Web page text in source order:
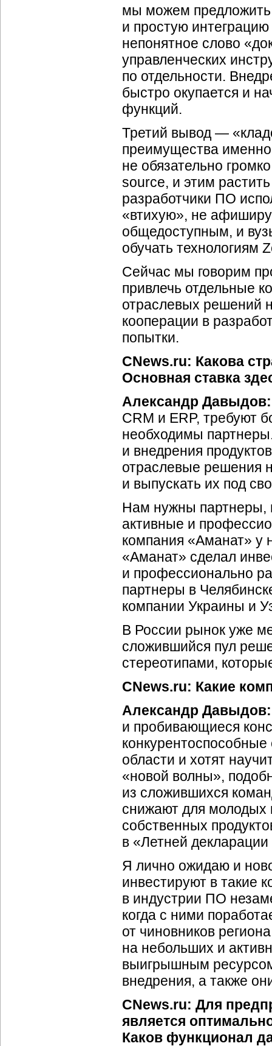
мы можем предложить
и простую
непонятное слово
управленческих
по отдельности.
быстро окупается и
функций.
Третий вывод —
преимущества
не обязательно
source, и этим
разработчики ПО
«втихую», не
общедоступным, и
обучать технологиям
Сейчас мы говорим
привлечь отдельные
отраслевых решений
кооперации в
попытки.
CNews.ru: Какова
Основная ставка
Александр Давыдов:
CRM и ERP, требуют
необходимы
и внедрения
отраслевые решения
и выпускать их под
Нам нужны партнеры,
активные и
компания «Аманат» у
«Аманат» сделал
и профессионально
партнеры в
компании Украины и
В России рынок уже
сложившийся пул
стереотипами,
CNews.ru: Какие
Александр Давыдов:
и пробивающиеся
области и хотят
«новой волны»,
из сложившихся
снижают для молодых
собственных
в «Летней
Я лично ожидаю и
инвестируют в такие
в индустрии ПО
когда с ними
от чиновников
на небольших и
выигрышным
внедрения, а также
CNews.ru: Для
является
Каков функционал